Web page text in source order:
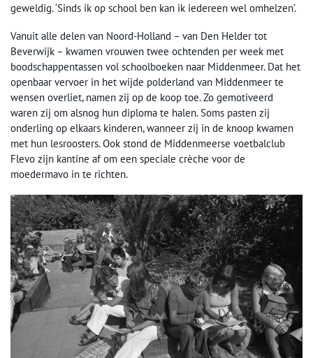
geweldig. ‘Sinds ik op school ben kan ik iedereen wel omhelzen’.
Vanuit alle delen van Noord-Holland – van Den Helder tot
Beverwijk – kwamen vrouwen twee ochtenden per week met
boodschappentassen vol schoolboeken naar Middenmeer. Dat het
openbaar vervoer in het wijde polderland van Middenmeer te
wensen overliet, namen zij op de koop toe. Zo gemotiveerd
waren zij om alsnog hun diploma te halen. Soms pasten zij
onderling op elkaars kinderen, wanneer zij in de knoop kwamen
met hun lesroosters. Ook stond de Middenmeerse voetbalclub
Flevo zijn kantine af om een speciale crèche voor de
moedermavo in te richten.